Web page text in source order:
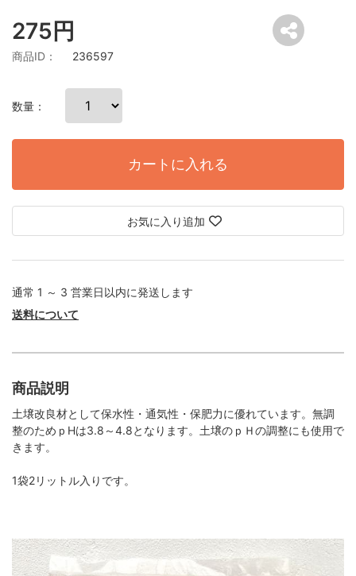
275円
商品ID： 236597
数量：
カートに入れる
お気に入り追加
通常 1 ～ 3 営業日以内に発送します
送料について
商品説明
土壌改良材として保水性・通気性・保肥力に優れています。無調
整のためｐHは3.8～4.8となります。土壌のｐＨの調整にも使用で
きます。
1袋2リットル入りです。